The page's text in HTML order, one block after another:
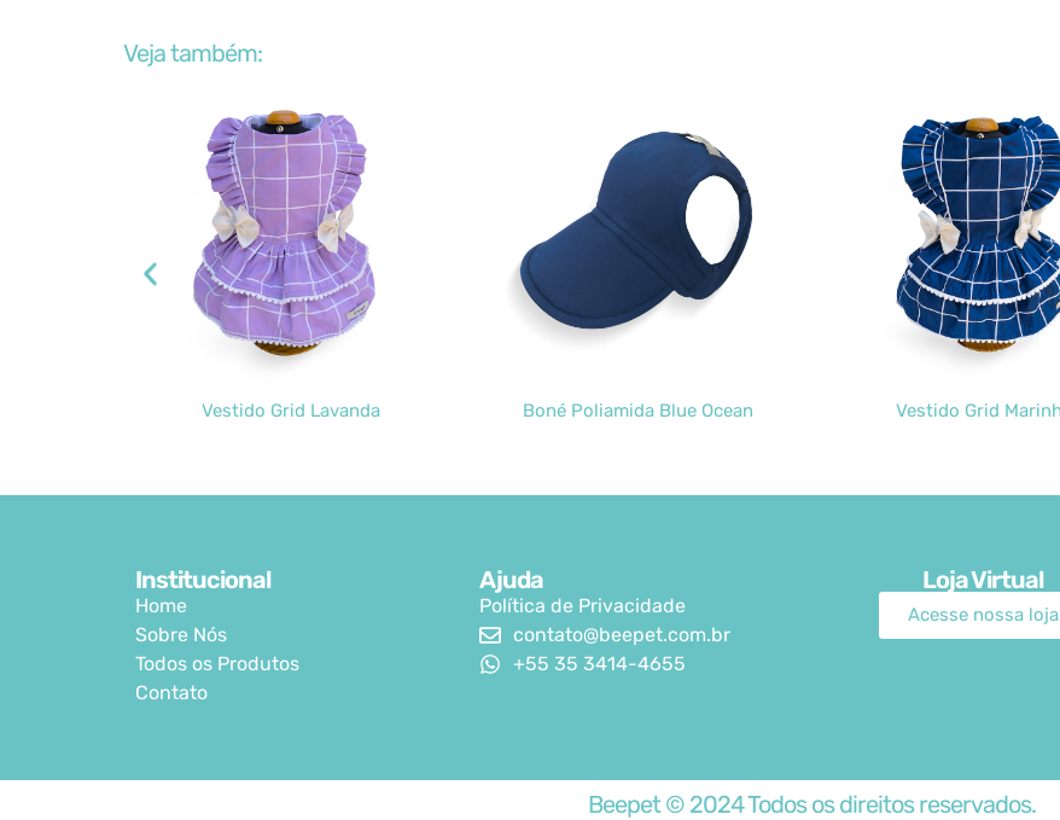
Veja também:
Vestido Grid Lavanda Boné Poliamida Blue Ocean Vestido Grid Marinho
Institucional
Home
Sobre Nós
Todos os Produtos
Contato
Ajuda
Política de Privacidade
contato@beepet.com.br
+55 35 3414-4655
Loja Virtual
Acesse nossa loja
Beepet © 2024 Todos os direitos reservados.